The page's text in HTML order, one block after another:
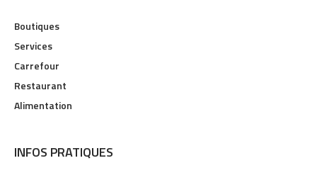
Boutiques
Services
Carrefour
Restaurant
Alimentation
INFOS PRATIQUES